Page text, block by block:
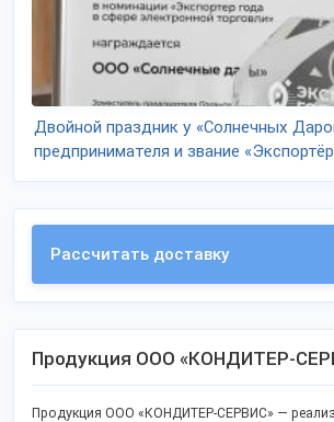
Двойной праздник у «Солнечных
предпринимателя и звание
Рассчитать доставку
Продукция ООО «КОНДИТЕР-
Продукция ООО «КОНДИТЕР-СЕРВИС» —